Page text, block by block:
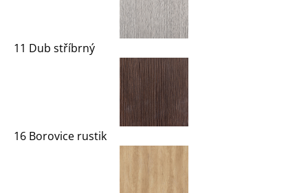
11 Dub stříbrný
16 Borovice rustik